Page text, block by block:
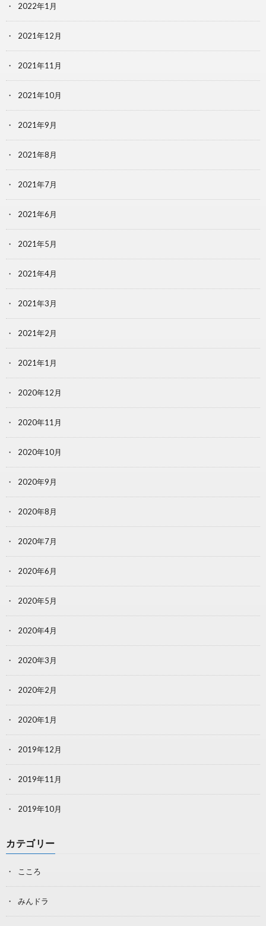
2022年1月
2021年12月
2021年11月
2021年10月
2021年9月
2021年8月
2021年7月
2021年6月
2021年5月
2021年4月
2021年3月
2021年2月
2021年1月
2020年12月
2020年11月
2020年10月
2020年9月
2020年8月
2020年7月
2020年6月
2020年5月
2020年4月
2020年3月
2020年2月
2020年1月
2019年12月
2019年11月
2019年10月
カテゴリー
こころ
みんドラ